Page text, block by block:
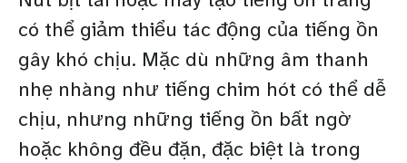
có thể giảm thiểu tác động của tiếng ồn
gây khó chịu. Mặc dù những âm thanh
nhẹ nhàng như tiếng chim hót có thể dễ
chịu, nhưng những tiếng ồn bất ngờ
hoặc không đều đặn, đặc biệt là trong